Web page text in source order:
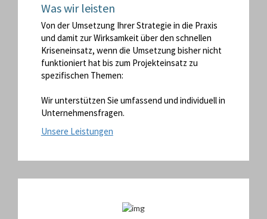
Was wir leisten
Von der Umsetzung Ihrer Strategie in die Praxis
und damit zur Wirksamkeit über den schnellen
Kriseneinsatz, wenn die Umsetzung bisher nicht
funktioniert hat bis zum Projekteinsatz zu
spezifischen Themen:
Wir unterstützen Sie umfassend und individuell in
Unternehmensfragen.
Unsere Leistungen